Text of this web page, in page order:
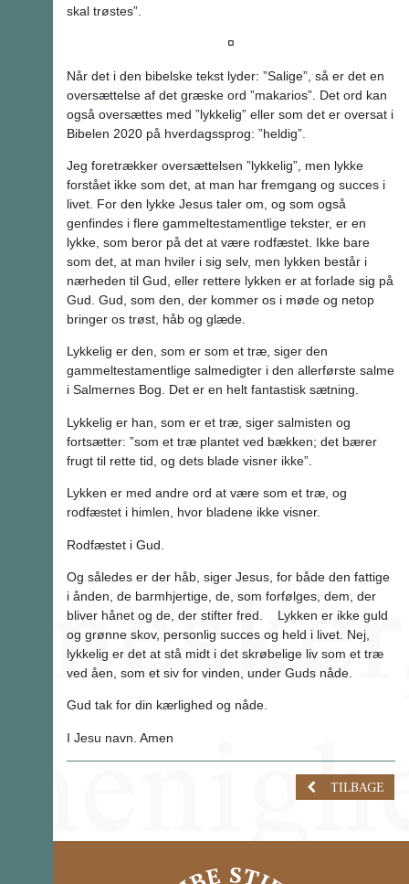
skal trøstes”.
¤
Når det i den bibelske tekst lyder: ”Salige”, så er det en
oversættelse af det græske ord ”makarios”. Det ord kan
også oversættes med ”lykkelig” eller som det er oversat i
Bibelen 2020 på hverdagssprog: ”heldig”.
Jeg foretrækker oversættelsen ”lykkelig”, men lykke
forstået ikke som det, at man har fremgang og succes i
livet. For den lykke Jesus taler om, og som også
genfindes i flere gammeltestamentlige tekster, er en
lykke, som beror på det at være rodfæstet. Ikke bare
som det, at man hviler i sig selv, men lykken består i
nærheden til Gud, eller rettere lykken er at forlade sig på
Gud. Gud, som den, der kommer os i møde og netop
bringer os trøst, håb og glæde.
Lykkelig er den, som er som et træ, siger den
gammeltestamentlige salmedigter i den allerførste salme
i Salmernes Bog. Det er en helt fantastisk sætning.
Lykkelig er han, som er et træ, siger salmisten og
fortsætter: ”som et træ plantet ved bækken; det bærer
frugt til rette tid, og dets blade visner ikke”.
Lykken er med andre ord at være som et træ, og
rodfæstet i himlen, hvor bladene ikke visner.
Rodfæstet i Gud.
Og således er der håb, siger Jesus, for både den fattige
i ånden, de barmhjertige, de, som forfølges, dem, der
bliver hånet og de, der stifter fred. Lykken er ikke guld
og grønne skov, personlig succes og held i livet. Nej,
lykkelig er det at stå midt i det skrøbelige liv som et træ
ved åen, som et siv for vinden, under Guds nåde.
Gud tak for din kærlighed og nåde.
I Jesu navn. Amen
TILBAGE